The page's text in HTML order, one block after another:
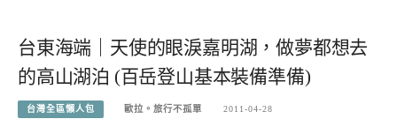
台東海端｜天使的眼淚嘉明湖，做夢都想去
的高山湖泊 (百岳登山基本裝備準備)
台灣全區懶人包 歐拉。旅行不孤單 2011-04-28